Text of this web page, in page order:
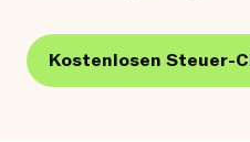
Kostenlosen Steuer-